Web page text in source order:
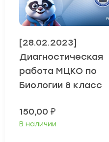
[28.02.2023]
Диагностическая
работа МЦКО по
Биологии 8 класс
150,00 ₽
В наличии